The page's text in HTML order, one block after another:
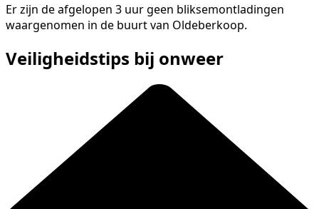
Er zijn de afgelopen 3 uur geen bliksemontladingen
waargenomen in de buurt van Oldeberkoop.
Veiligheidstips bij onweer